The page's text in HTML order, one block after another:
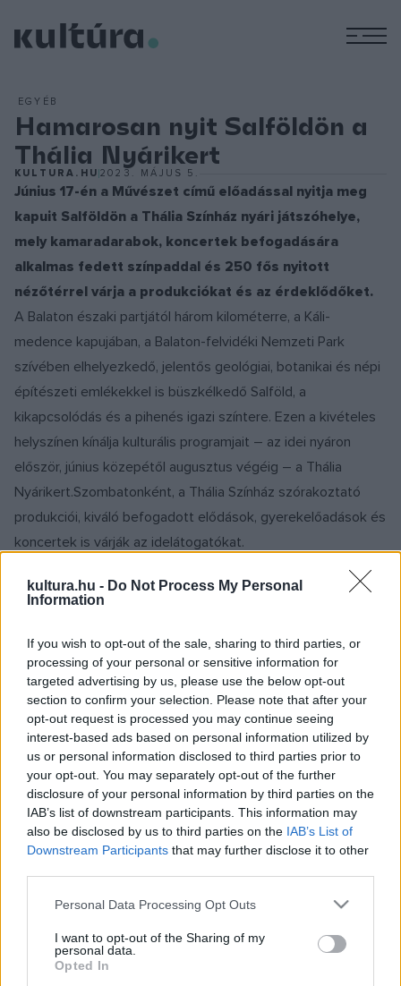
kultura.hu - Do Not Process My Personal
Information
If you wish to opt-out of the sale, sharing to third parties, or
processing of your personal or sensitive information for
targeted advertising by us, please use the below opt-out
section to confirm your selection. Please note that after your
opt-out request is processed you may continue seeing
interest-based ads based on personal information utilized by
us or personal information disclosed to third parties prior to
your opt-out. You may separately opt-out of the further
disclosure of your personal information by third parties on the
IAB’s list of downstream participants. This information may
also be disclosed by us to third parties on the IAB’s List of
Downstream Participants that may further disclose it to other
Please note that this website/app uses one or more Google
not limited to your visit or usage behaviour. You may click to
grant or deny consent to Google and its third-party tags to
use your data for below specified purposes in below Google
Personal Data Processing Opt Outs
I want to opt-out of the Sharing of my
personal data.
Opted In
EGYÉB
Hamarosan nyit Salföldön a
Thália Nyárikert
KULTURA.HU 2023. MÁJUS 5.
Június 17-én a Művészet című előadással nyitja meg
kapuit Salföldön a Thália Színház nyári játszóhelye,
mely kamaradarabok, koncertek befogadására
alkalmas fedett színpaddal és 250 fős nyitott
nézőtérrel várja a produkciókat és az érdeklődőket.
A Balaton északi partjától három kilométerre, a Káli-
medence kapujában, a Balaton-felvidéki Nemzeti Park
szívében elhelyezkedő, jelentős geológiai, botanikai és népi
építészeti emlékekkel is büszkélkedő Salföld, a
kikapcsolódás és a pihenés igazi színtere. Ezen a kivételes
helyszínen kínálja kulturális programjait – az idei nyáron
először, június közepétől augusztus végéig – a Thália
Nyárikert.Szombatonként, a Thália Színház szórakoztató
produkciói, kiváló befogadott elődások, gyerekelőadások és
koncertek is várják az idelátogatókat.
Június 17-én, délelőtt, kiváló gyerekprogram a Csukás István
Csukás-mese. Este pedig Yasmina Reza egyik legismertebb
remekműve, a Művészetveszi át a színpadot, rendezője
Béres Attila. Június 24-én, délelőtt ismét a gyerekeké a tér
– a színpadon a Boribon kötetek nyomán készült előadás, a
Boribon nyaral, míg 19:30-tól aFérfi és Nő 4Xcímű
produkció lesz látható Rusznyák Gábor rendezésében.
Július 1-én Elek Ányos előadása, aBőröndmesék
szórakoztatja majd a kicsiket és nagyobbakat, este pedig
minőségi szórakoztatás stafétabotját – a koncert 20:30-
kor kezdődik.